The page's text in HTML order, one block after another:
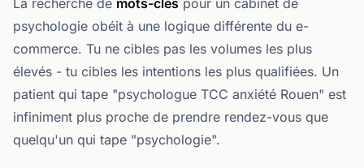
La recherche de mots-clés pour un cabinet de
psychologie obéit à une logique différente du e-
commerce. Tu ne cibles pas les volumes les plus
élevés - tu cibles les intentions les plus qualifiées. Un
patient qui tape "psychologue TCC anxiété Rouen" est
infiniment plus proche de prendre rendez-vous que
quelqu'un qui tape "psychologie".